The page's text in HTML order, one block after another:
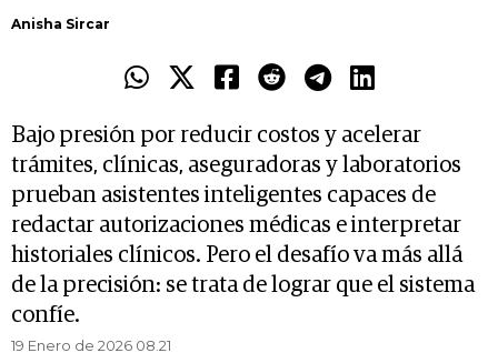
Anisha Sircar
Bajo presión por reducir costos y acelerar
trámites, clínicas, aseguradoras y laboratorios
prueban asistentes inteligentes capaces de
redactar autorizaciones médicas e interpretar
historiales clínicos. Pero el desafío va más allá
de la precisión: se trata de lograr que el sistema
confíe.
19 Enero de 2026 08.21